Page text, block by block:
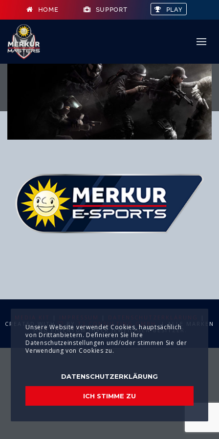
HOME SUPPORT PLAY
CREATED WITH
BY T2 CONSULTING GMBH . | ALLE MARKEN
SIND EIGENTUM IHRER JEWEILIGEN BESITZER.
Unsere Website verwendet Cookies, hauptsächlich
von Drittanbietern. Definieren Sie Ihre
Datenschutzeinstellungen und/oder stimmen Sie der
Verwendung von Cookies zu.
DATENSCHUTZERKLÄRUNG
ICH STIMME ZU